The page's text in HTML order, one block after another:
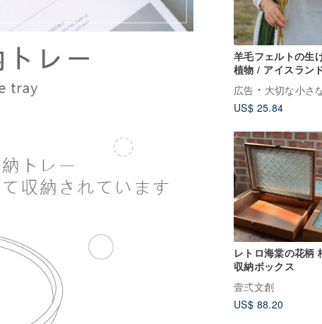
羊毛フェルトの生
植物 / アイスラン
ピー
広告
大切な小さなこと｜Little
US$ 25.84
レトロ海棠の花柄
収納ボックス
壹弍文創
US$ 88.20